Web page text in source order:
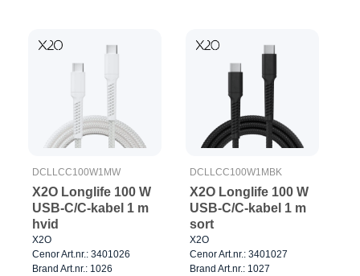
DCLLCC100W1MW
X2O Longlife 100 W
USB-C/C-kabel 1 m
hvid
X2O
Cenor Art.nr.: 3401026
Brand Art.nr.: 1026
DCLLCC100W1MBK
X2O Longlife 100 W
USB-C/C-kabel 1 m
sort
X2O
Cenor Art.nr.: 3401027
Brand Art.nr.: 1027